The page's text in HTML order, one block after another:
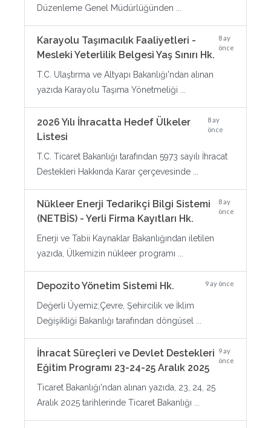
Düzenleme Genel Müdürlüğünden ...
Karayolu Taşımacılık Faaliyetleri -
Mesleki Yeterlilik Belgesi Yaş Sınırı Hk.
8 ay
önce
T.C. Ulaştırma ve Altyapı Bakanlığı'ndan alınan
yazıda Karayolu Taşıma Yönetmeliği ...
2026 Yılı İhracatta Hedef Ülkeler
Listesi
8 ay
önce
T.C. Ticaret Bakanlığı tarafından 5973 sayılı İhracat
Destekleri Hakkında Karar çerçevesinde ...
Nükleer Enerji Tedarikçi Bilgi Sistemi
(NETBİS) - Yerli Firma Kayıtları Hk.
8 ay
önce
Enerji ve Tabii Kaynaklar Bakanlığından iletilen
yazıda, Ülkemizin nükleer programı ...
Depozito Yönetim Sistemi Hk. 9 ay önce
Değerli Üyemiz;Çevre, Şehircilik ve İklim
Değişikliği Bakanlığı tarafından döngüsel ...
İhracat Süreçleri ve Devlet Destekleri
Eğitim Programı 23-24-25 Aralık 2025
9 ay
önce
Ticaret Bakanlığı'ndan alınan yazıda, 23, 24, 25
Aralık 2025 tarihlerinde Ticaret Bakanlığı ...